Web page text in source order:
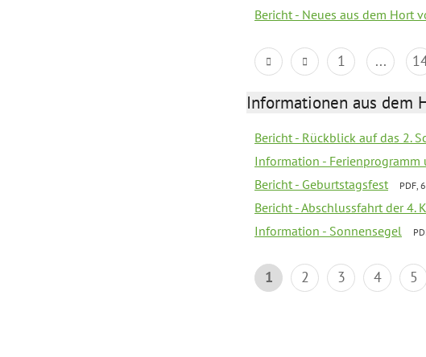
Bericht - Neues aus dem Hort
1 ...
Informationen aus dem
Bericht - Rückblick auf das 2.
Information - Ferienprogramm
Bericht - Geburtstagsfest PDF,
Bericht - Abschlussfahrt der 4.
Information - Sonnensegel
1 2 3 4 5